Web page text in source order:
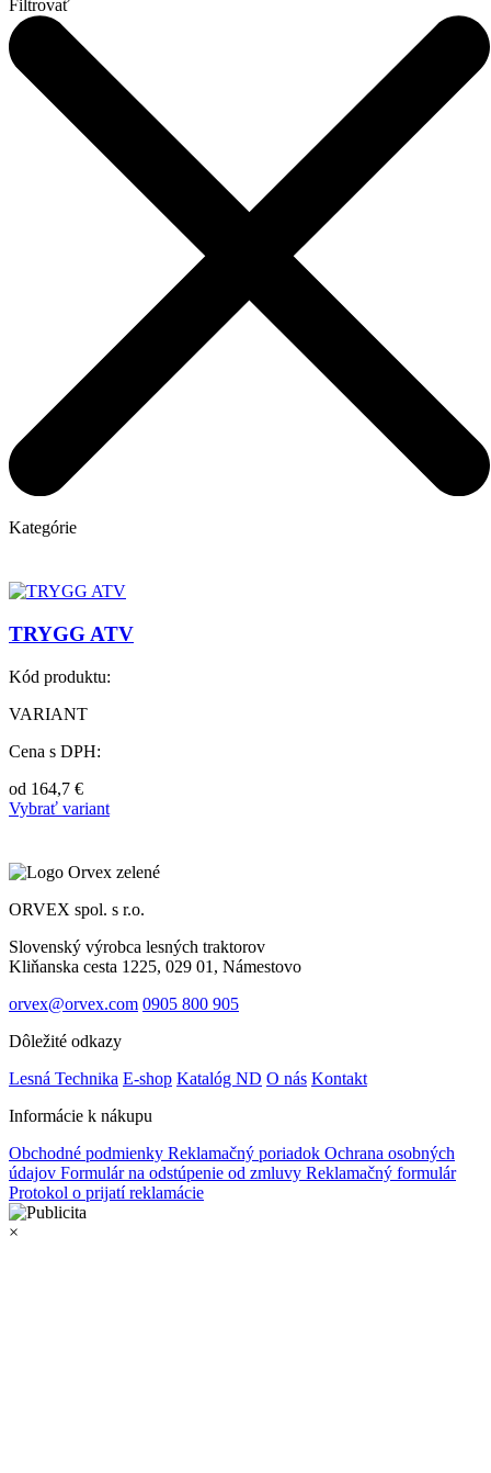
Filtrovať
Kategórie
TRYGG ATV
Kód produktu:
VARIANT
Cena s DPH:
od 164,7 €
Vybrať variant
ORVEX spol. s r.o.
Slovenský výrobca lesných traktorov
Kliňanska cesta 1225, 029 01, Námestovo
orvex@orvex.com 0905 800 905
Dôležité odkazy
Lesná Technika E-shop Katalóg ND O nás Kontakt
Informácie k nákupu
Obchodné podmienky Reklamačný poriadok Ochrana osobných
údajov Formulár na odstúpenie od zmluvy Reklamačný formulár
Protokol o prijatí reklamácie
×